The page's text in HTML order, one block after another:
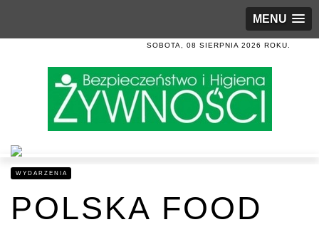
MENU
SOBOTA, 08 SIERPNIA 2026 ROKU.
WYDARZENIA
POLSKA FOOD